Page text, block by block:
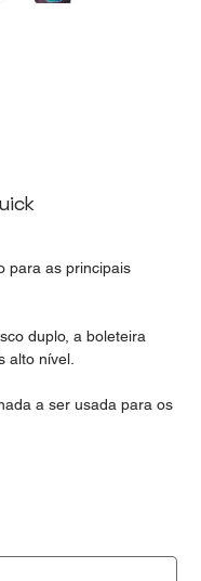
para as principais
duplo, a boleteira
alto nível.
a ser usada para os